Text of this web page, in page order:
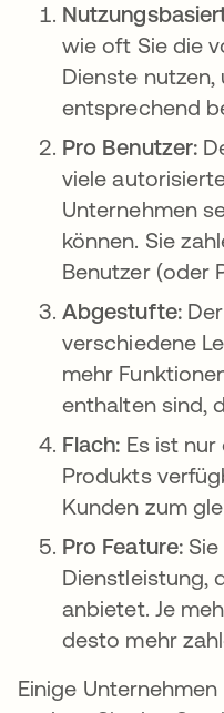
wie oft Sie die
Dienste nutzen,
entsprechend
Pro Benutzer:
viele
Unternehmen
können. Sie
Benutzer (oder
Abgestufte:
verschiedene
mehr
enthalten sind,
Flach: Es ist
Produkts
Kunden zum
Pro Feature:
Dienstleistung,
anbietet. Je
desto mehr
Einige